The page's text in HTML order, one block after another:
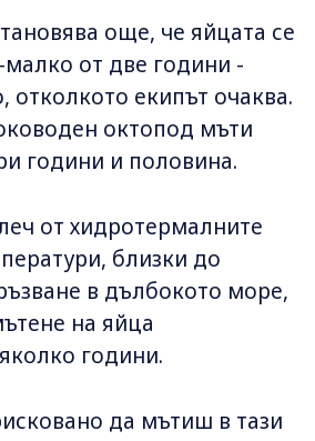
още, че яйцата се
от две години -
отколкото екипът очаква.
октопод мъти
години и половина.
от хидротермалните
близки до
в дълбокото море,
на яйца
години.
да мътиш в тази